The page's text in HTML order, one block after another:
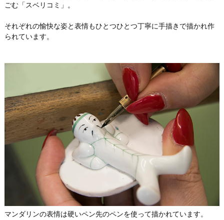
ごむ「スベリコミ」。
それぞれの愉快な姿と表情もひとつひとつ丁寧に手描きで描かれ作
られています。
マンダリンの表情は硬いペン先のペンを使って描かれています。